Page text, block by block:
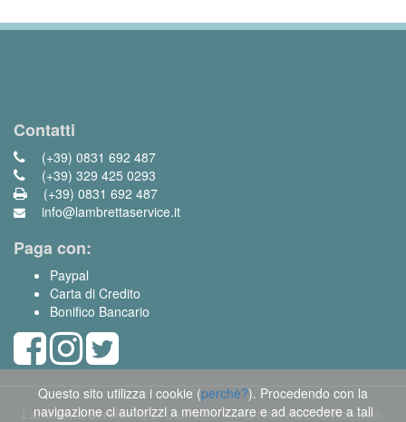
Contatti
(+39) 0831 692 487
(+39) 329 425 0293
(+39) 0831 692 487
info@lambrettaservice.it
Paga con:
Paypal
Carta di Credito
Bonifico Bancario
Lambretta Service di Dell'Anna Anna Rita Via S. D'Acquisto,
Questo sito utilizza i cookie (perchè?). Procedendo con la
navigazione ci autorizzi a memorizzare e ad accedere a tali